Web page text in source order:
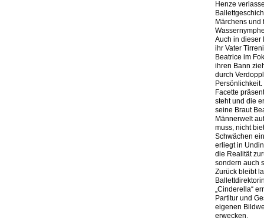
Henze
Märchens und
Auch in dieser
ihr Vater
Beatrice im
ihren Bann
durch
Facette
steht und die
seine Braut
Männerwelt
muss, nicht
Schwächen
erliegt in
die Realität
sondern auch
Zurück bleibt
„Cinderella“
Partitur und
eigenen
erwecken.